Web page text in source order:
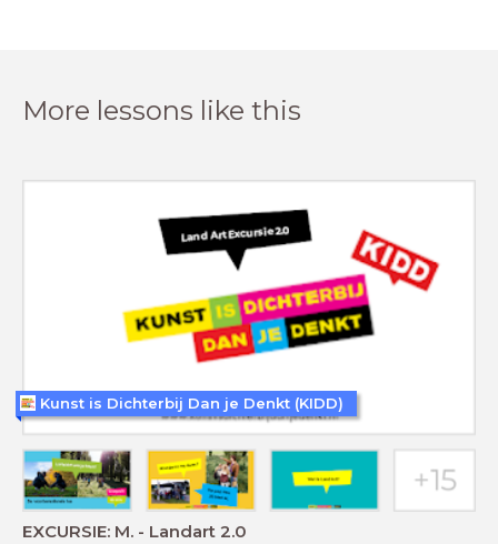
More lessons like this
EXCURSIE: M. - Landart 2.0
Kunst is Dichterbij Dan je Denkt (KIDD)